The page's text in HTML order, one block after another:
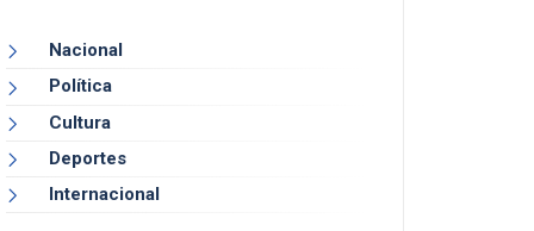
Nacional
Política
Cultura
Deportes
Internacional